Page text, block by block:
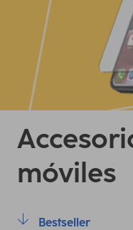
móviles
Bestseller